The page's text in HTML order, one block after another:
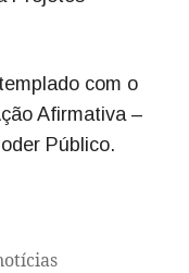
com o
Afirmativa –
Público.